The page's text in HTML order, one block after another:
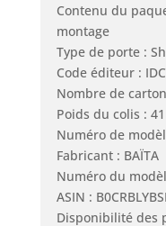
Contenu du
montage
Type de porte :
Code éditeur :
Nombre de
Poids du colis :
Numéro de
Fabricant : BAÏTA
Numéro du
ASIN :
Disponibilité des